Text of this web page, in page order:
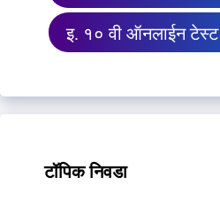
इ. १० वी ऑनलाईन टेस्ट
टॉपिक निवडा